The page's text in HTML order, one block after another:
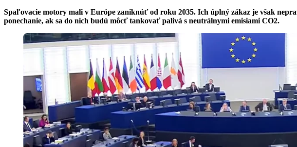
Spaľovacie motory mali v Európe zaniknúť od roku 2035. Ich úplný zákaz je však
ponechanie, ak sa do nich budú môcť tankovať palivá s neutrálnymi emisiami CO2.